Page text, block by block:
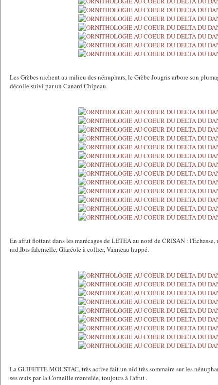
Les Grèbes nichent au milieu des nénuphars, le Grèbe Jougris arbore son
décolle suivi par un Canard Chipeau.
En affut flottant dans les marécages de LETEA au nord de CRISAN :
nid.Ibis falcinelle, Glaréole à collier, Vanneau huppé.
La GUIFETTE MOUSTAC, très active fait un nid très sommaire sur les
ses œufs par la Corneille mantelée, toujours à l'affut .